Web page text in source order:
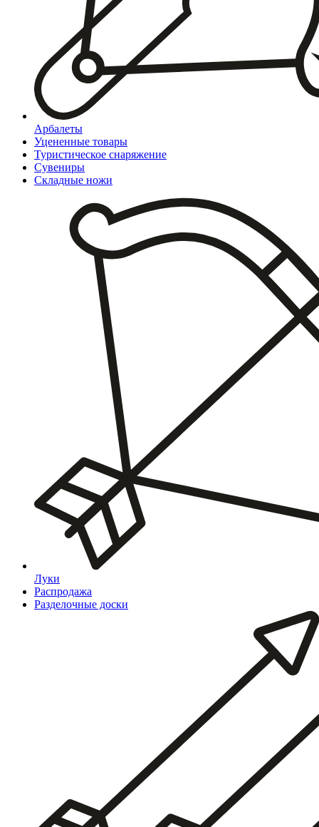
Арбалеты
Уцененные товары
Туристическое снаряжение
Сувениры
Складные ножи
Луки
Распродажа
Разделочные доски